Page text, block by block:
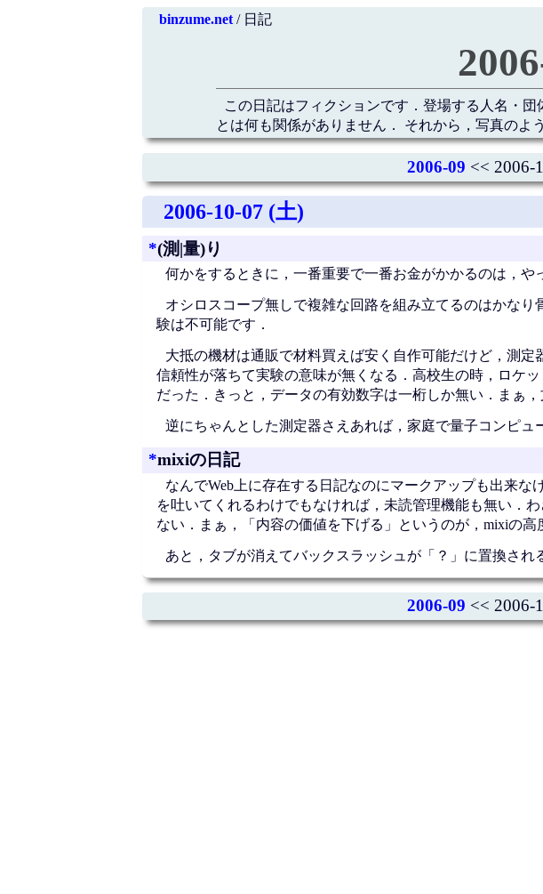
binzume.net/ 日記
この日記はフィクションです．登場する人名・
とは何も関係がありません． それから，写真のよ
2006-09 << 2006-
2006-10-07 (土)
*(測|量)り
何かをするときに，一番重要で一番お金がかかるのは，や
オシロスコープ無しで複雑な回路を組み立てるのはかな
験は不可能です．
大抵の機材は通販で材料買えば安く自作可能だけど，測
信頼性が落ちて実験の意味が無くなる．高校生の時，ロケ
だった．きっと，データの有効数字は一桁しか無い．まぁ
逆にちゃんとした測定器さえあれば，家庭で量子コンピュ
*mixiの日記
なんでWeb上に存在する日記なのにマークアップも出来
を吐いてくれるわけでもなければ，未読管理機能も無い．
ない．まぁ，「内容の価値を下げる」というのが，mixiの高
あと，タブが消えてバックスラッシュが「？」に置換され
2006-09 << 2006-